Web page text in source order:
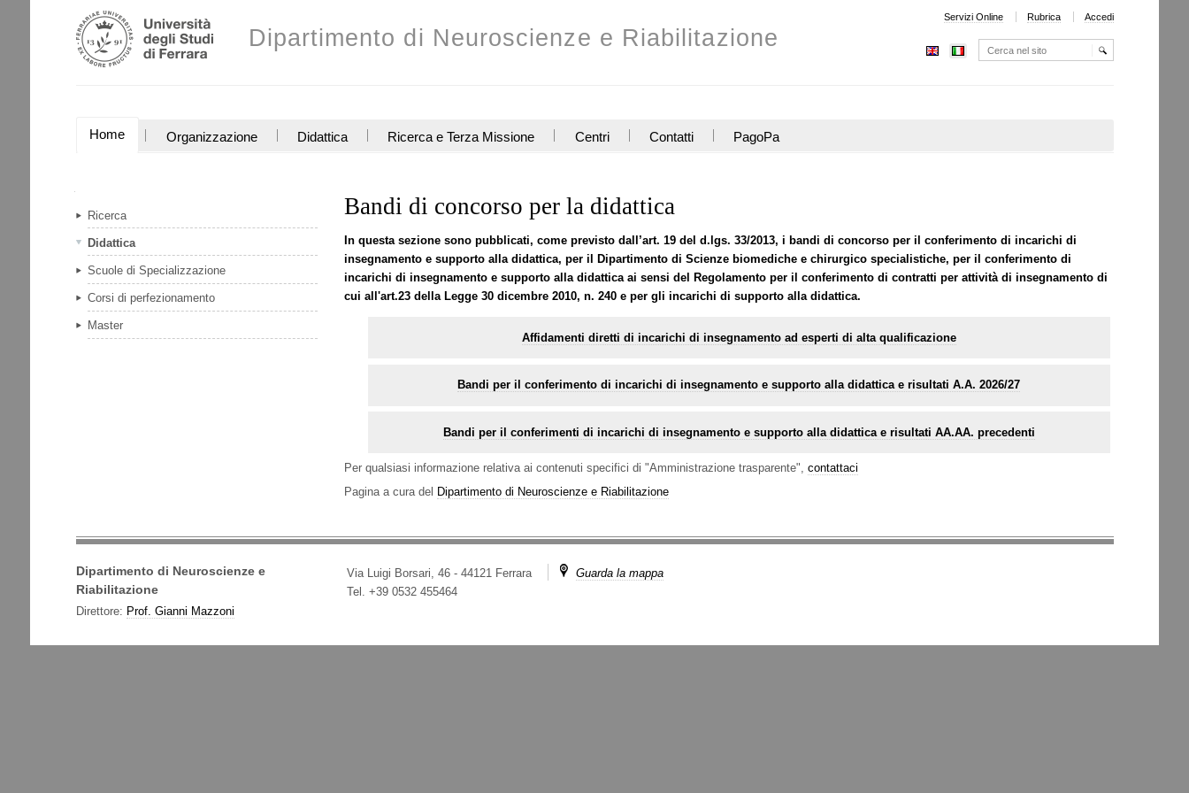
Salta
ai
contenuti.
Strumenti
personali
Dipartimento di Neuroscienze e Riabilitazione
Servizi Online Rubrica Accedi
Cerca nel sito
SEZIONI
Home Organizzazione Didattica Ricerca e Terza Missione Centri Contatti PagoPa
Bandi di concorso per la didattica
In questa sezione sono pubblicati, come previsto dall’art. 19 del d.lgs. 33/2013, i bandi di concorso per il conferimento di incarichi di
insegnamento e supporto alla didattica, per il Dipartimento di Scienze biomediche e chirurgico specialistiche, per il conferimento di
incarichi di insegnamento e supporto alla didattica ai sensi del Regolamento per il conferimento di contratti per attività di insegnamento di
cui all'art.23 della Legge 30 dicembre 2010, n. 240 e per gli incarichi di supporto alla didattica.
Affidamenti diretti di incarichi di insegnamento ad esperti di alta qualificazione
Bandi per il conferimento di incarichi di insegnamento e supporto alla didattica e risultati A.A. 2026/27
Bandi per il conferimenti di incarichi di insegnamento e supporto alla didattica e risultati AA.AA. precedenti
Per qualsiasi informazione relativa ai contenuti specifici di "Amministrazione trasparente", contattaci
Pagina a cura del Dipartimento di Neuroscienze e Riabilitazione
Ricerca
Didattica
Scuole di Specializzazione
Corsi di perfezionamento
Master
Dipartimento di Neuroscienze e
Riabilitazione
Direttore: Prof. Gianni Mazzoni
Via Luigi Borsari, 46 - 44121 Ferrara
Guarda la mappa
Tel. +39 0532 455464